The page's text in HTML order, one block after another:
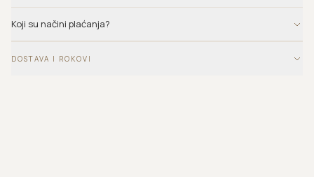
Koji su načini plaćanja?
DOSTAVA I ROKOVI